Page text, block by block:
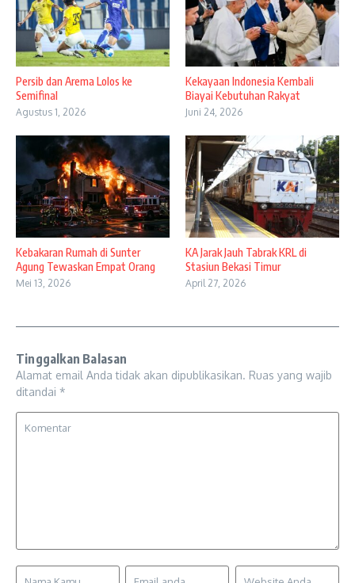
Persib dan Arema Lolos ke
Semifinal
Agustus 1, 2026
Kekayaan Indonesia Kembali
Biayai Kebutuhan Rakyat
Juni 24, 2026
Kebakaran Rumah di Sunter
Agung Tewaskan Empat Orang
Mei 13, 2026
KA Jarak Jauh Tabrak KRL di
Stasiun Bekasi Timur
April 27, 2026
Tinggalkan Balasan
Alamat email Anda tidak akan dipublikasikan. Ruas yang wajib
ditandai *